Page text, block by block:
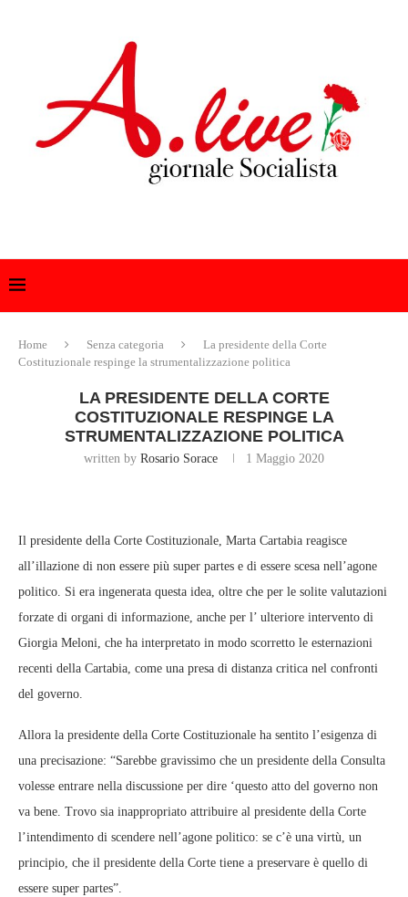
Home Senza categoria
La presidente della Corte
Costituzionale respinge la strumentalizzazione politica
LA PRESIDENTE DELLA CORTE
COSTITUZIONALE RESPINGE LA
STRUMENTALIZZAZIONE POLITICA
written by Rosario Sorace 1 Maggio 2020
Il presidente della Corte Costituzionale, Marta Cartabia reagisce
all’illazione di non essere più super partes e di essere scesa nell’agone
politico. Si era ingenerata questa idea, oltre che per le solite valutazioni
forzate di organi di informazione, anche per l’ ulteriore intervento di
Giorgia Meloni, che ha interpretato in modo scorretto le esternazioni
recenti della Cartabia, come una presa di distanza critica nel confronti
del governo.
Allora la presidente della Corte Costituzionale ha sentito l’esigenza di
una precisazione: “Sarebbe gravissimo che un presidente della Consulta
volesse entrare nella discussione per dire ‘questo atto del governo non
va bene. Trovo sia inappropriato attribuire al presidente della Corte
l’intendimento di scendere nell’agone politico: se c’è una virtù, un
principio, che il presidente della Corte tiene a preservare è quello di
essere super partes”.